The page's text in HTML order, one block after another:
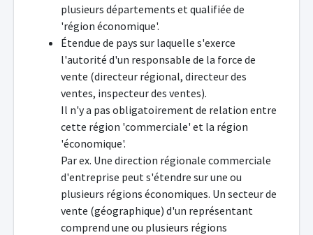
plusieurs départements et qualifiée de
'région économique'.
Étendue de pays sur laquelle s'exerce
l'autorité d'un responsable de la force de
vente (directeur régional, directeur des
ventes, inspecteur des ventes).
Il n'y a pas obligatoirement de relation entre
cette région 'commerciale' et la région
'économique'.
Par ex. Une direction régionale commerciale
d'entreprise peut s'étendre sur une ou
plusieurs régions économiques. Un secteur de
vente (géographique) d'un représentant
comprend une ou plusieurs régions